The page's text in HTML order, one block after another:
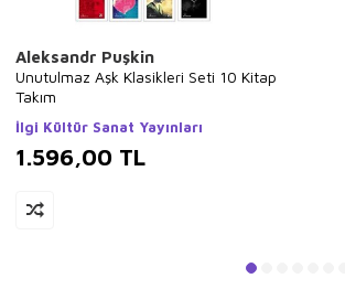
Aleksandr Puşkin
Unutulmaz Aşk Klasikleri Seti 10 Kitap
Takım
İlgi Kültür Sanat Yayınları
1.596,00 TL